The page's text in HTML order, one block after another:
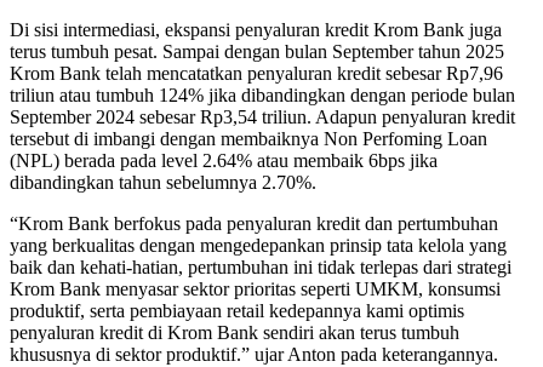
Di sisi intermediasi, ekspansi penyaluran kredit Krom Bank juga
terus tumbuh pesat. Sampai dengan bulan September tahun 2025
Krom Bank telah mencatatkan penyaluran kredit sebesar Rp7,96
triliun atau tumbuh 124% jika dibandingkan dengan periode bulan
September 2024 sebesar Rp3,54 triliun. Adapun penyaluran kredit
tersebut di imbangi dengan membaiknya Non Perfoming Loan
(NPL) berada pada level 2.64% atau membaik 6bps jika
dibandingkan tahun sebelumnya 2.70%.
“Krom Bank berfokus pada penyaluran kredit dan pertumbuhan
yang berkualitas dengan mengedepankan prinsip tata kelola yang
baik dan kehati-hatian, pertumbuhan ini tidak terlepas dari strategi
Krom Bank menyasar sektor prioritas seperti UMKM, konsumsi
produktif, serta pembiayaan retail kedepannya kami optimis
penyaluran kredit di Krom Bank sendiri akan terus tumbuh
khususnya di sektor produktif.” ujar Anton pada keterangannya.